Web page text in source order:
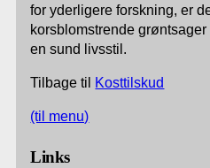
for yderligere forskning, er
korsblomstrende
en sund livsstil.
Tilbage til Kosttilskud
(til menu)
Links